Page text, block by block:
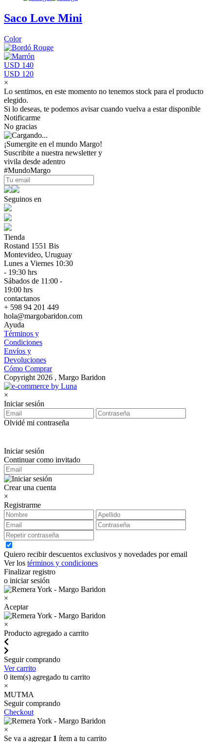
Saco Love Mini
Color
USD 140
USD 120
×
Lo sentimos, en este momento no tenemos stock para el producto
elegido.
Si lo deseas, te podemos avisar cuando vuelva a estar disponible
Notificarme
No gracias
¡Sumergite en el mundo Margo!
Suscribite a nuestra newsletter y
vivila desde adentro
#MundoMargo
Seguinos en
Tienda
Rostand 1551 Bis
Montevideo, Uruguay
Lunes a Viernes 10:30
- 19:30 hrs
Sábados de 11:00 -
19:00 hrs
contactanos
+ 598 94 201 449
hola@margobaridon.com
Ayuda
Términos y
Condiciones
Envíos y
Devoluciones
Cómo Comprar
Copyright 2026 , Margo Baridon
×
Iniciar sesión
Olvidé mi contraseña
Iniciar sesión
Continuar como invitado
Crear una cuenta
×
Registrarme
Quiero recibir descuentos exclusivos y novedades por email
Ver los términos y condiciones
Finalizar registro
o iniciar sesión
×
Aceptar
×
Producto agregado a carrito
Seguir comprando
Ver carrito
0 item(s) agregado tu carrito
×
MUTMA
Seguir comprando
Checkout
×
Se va a agregar 1 ítem a tu carrito